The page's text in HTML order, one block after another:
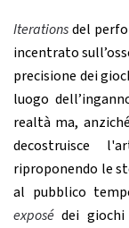
Iterationsdel
incentrato
precisione dei
luogo
realtà ma,
decostruisce
riproponendo le
al pubblico
exposé dei